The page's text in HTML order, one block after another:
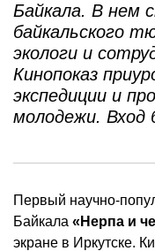
Байкала. В нем
байкальского
экологи и
Кинопоказ
экспедиции и
молодежи. Вход
Первый научно-
Байкала «Нерпа и
экране в Иркутске.